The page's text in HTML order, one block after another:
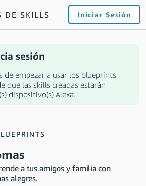
DE SKILLS Iniciar Sesión
sesión
de empezar a usar los blueprints
que las skills creadas estarán
dispositivo(s) Alexa.
a tus amigos y familia con
alegres.